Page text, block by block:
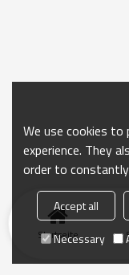
Startseite
We use cookies
experience. They
order to
Accept all
Necessary